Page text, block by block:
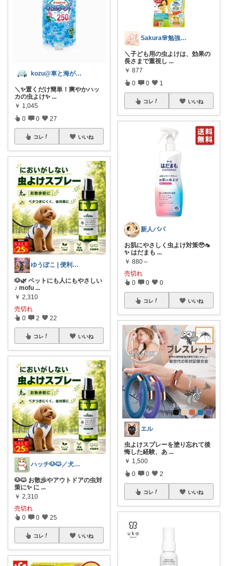
kozu@車と海が好き
＼✨️置くだけ簡単！爽やかハッ
カの虫よけ✨ ...
￥ 1,045
0 0 27
コレ いいね
ゆうぽこ | 便利で快適暮らし
🐶🌿 ペットにも人にもやさしい
♪ mofu ...
￥ 2,310
売切れ
0 2 22
コレ いいね
ハッチ🐶🐱／犬猫グッズroom
🐶🐱 お散歩やアウトドアの虫対
策に✨ に ...
￥ 2,310
売切れ
0 0 25
コレ いいね
Sakura🌸勉強と暮らし愛用品
＼子ども用の虫よけは、効果の
長さまで重視し ...
￥ 877
0 0 1
コレ いいね
新人パパ
お肌にやさしく虫よけ対策🥹🦟
✨ はだまも ...
￥ 880～
売切れ
0 0 0
コレ いいね
エル
虫よけスプレーを塗り忘れて後
悔した経験、あ ...
￥ 1,500
0 0 2
コレ いいね